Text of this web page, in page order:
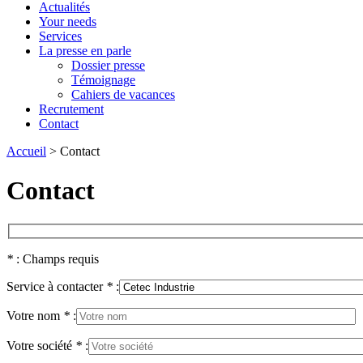
Actualités
Your needs
Services
La presse en parle
Dossier presse
Témoignage
Cahiers de vacances
Recrutement
Contact
Accueil > Contact
Contact
* : Champs requis
Service à contacter * :
Votre nom * :
Votre société * :